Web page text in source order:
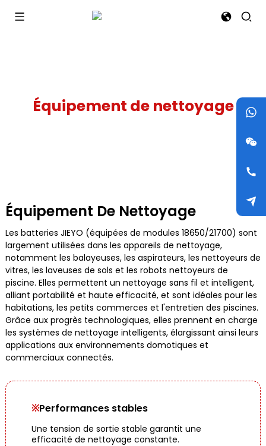
Équipement de nettoyage
Équipement De Nettoyage
Les batteries JIEYO (équipées de modules 18650/21700) sont
largement utilisées dans les appareils de nettoyage,
notamment les balayeuses, les aspirateurs, les nettoyeurs de
vitres, les laveuses de sols et les robots nettoyeurs de
piscine. Elles permettent un nettoyage sans fil et intelligent,
alliant portabilité et haute efficacité, et sont idéales pour les
habitations, les petits commerces et l'entretien des piscines.
Grâce aux progrès technologiques, elles prennent en charge
les systèmes de nettoyage intelligents, élargissant ainsi leurs
applications aux environnements domotiques et
commerciaux connectés.
※Performances stables
Une tension de sortie stable garantit une
efficacité de nettoyage constante.